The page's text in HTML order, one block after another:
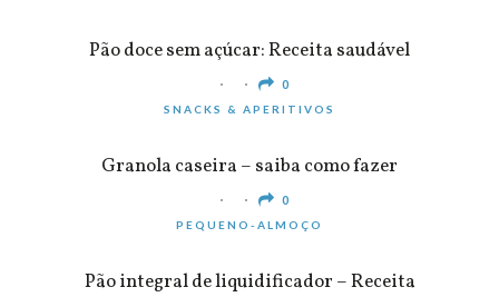
Pão doce sem açúcar: Receita saudável
0
SNACKS & APERITIVOS
Granola caseira – saiba como fazer
0
PEQUENO-ALMOÇO
Pão integral de liquidificador – Receita